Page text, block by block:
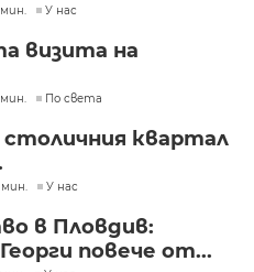
У нас
визита на
По света
столичния квартал
мин. У нас
в Пловдив:
повече от...